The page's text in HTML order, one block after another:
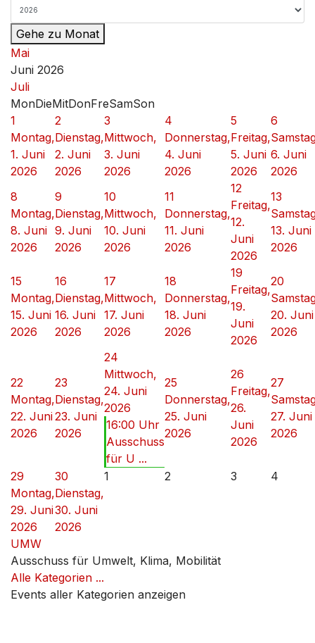
Gehe zu Monat
Mai
Juni 2026
Juli
MonDieMitDonFreSamSon
1
Montag,
1. Juni
2026
2
Dienstag,
2. Juni
2026
3
Mittwoch,
3. Juni
2026
4
Donnerstag,
4. Juni
2026
5
Freitag,
5. Juni
2026
6
6. Juni
2026
8
Montag,
8. Juni
2026
9
Dienstag,
9. Juni
2026
10
Mittwoch,
10. Juni
2026
11
Donnerstag,
11. Juni
2026
12
Freitag,
12.
Juni
2026
13
13. Juni
2026
15
Montag,
15. Juni
2026
16
Dienstag,
16. Juni
2026
17
Mittwoch,
17. Juni
2026
18
Donnerstag,
18. Juni
2026
19
Freitag,
19.
Juni
2026
20
20. Juni
2026
22
Montag,
22. Juni
2026
23
Dienstag,
23. Juni
2026
24
Mittwoch,
24. Juni
2026
16:00 Uhr
Ausschuss
für U ...
25
Donnerstag,
25. Juni
2026
26
Freitag,
26.
Juni
2026
27
27. Juni
2026
29
Montag,
29. Juni
2026
30
Dienstag,
30. Juni
2026
1 2 3 4
UMW
Ausschuss für Umwelt, Klima, Mobilität
Alle Kategorien ...
Events aller Kategorien anzeigen